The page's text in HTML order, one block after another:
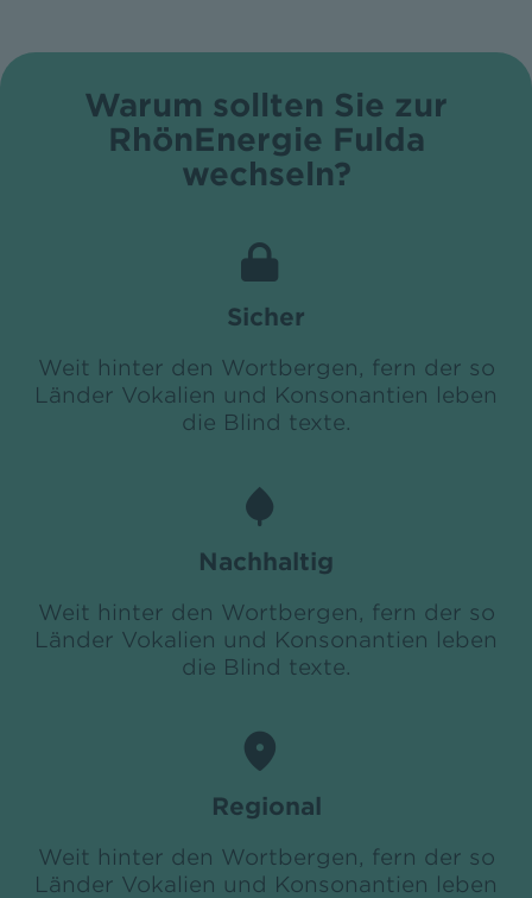
Warum sollten Sie zur
RhönEnergie Fulda
wechseln?
Sicher
Weit hinter den Wortbergen, fern der so
Länder Vokalien und Konsonantien leben
die Blind texte.
Nachhaltig
Weit hinter den Wortbergen, fern der so
Länder Vokalien und Konsonantien leben
die Blind texte.
Regional
Weit hinter den Wortbergen, fern der so
Länder Vokalien und Konsonantien leben